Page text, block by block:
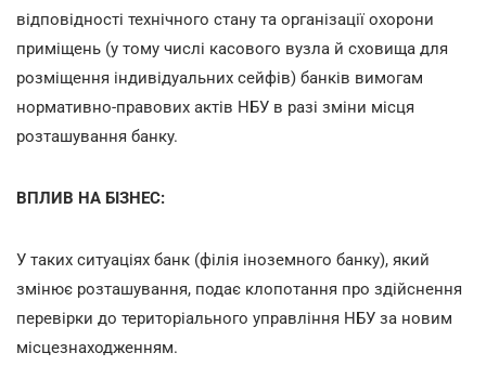
відповідності технічного стану та організації охорони
приміщень (у тому числі касового вузла й сховища для
розміщення індивідуальних сейфів) банків вимогам
нормативно-правових актів НБУ в разі зміни місця
розташування банку.
ВПЛИВ НА БІЗНЕС:
У таких ситуаціях банк (філія іноземного банку), який
змінює розташування, подає клопотання про здійснення
перевірки до територіального управління НБУ за новим
місцезнаходженням.